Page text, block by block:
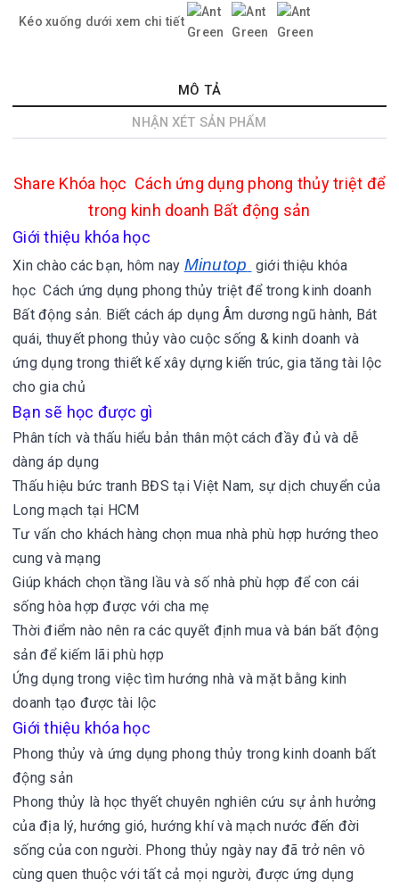
Kéo xuống dưới xem chi tiết
MÔ TẢ
NHẬN XÉT SẢN PHẨM
Share Khóa học Cách ứng dụng phong thủy triệt để
trong kinh doanh Bất động sản
Giới thiệu khóa học
Xin chào các bạn, hôm nay Minutop giới thiệu khóa
học Cách ứng dụng phong thủy triệt để trong kinh doanh
Bất động sản. Biết cách áp dụng Âm dương ngũ hành, Bát
quái, thuyết phong thủy vào cuộc sống & kinh doanh và
ứng dụng trong thiết kế xây dựng kiến trúc, gia tăng tài lộc
cho gia chủ
Bạn sẽ học được gì
Phân tích và thấu hiểu bản thân một cách đầy đủ và dễ
dàng áp dụng
Thấu hiệu bức tranh BĐS tại Việt Nam, sự dịch chuyển của
Long mạch tại HCM
Tư vấn cho khách hàng chọn mua nhà phù hợp hướng theo
cung và mạng
Giúp khách chọn tầng lầu và số nhà phù hợp để con cái
sống hòa hợp được với cha mẹ
Thời điểm nào nên ra các quyết định mua và bán bất động
sản để kiếm lãi phù hợp
Ứng dụng trong việc tìm hướng nhà và mặt bằng kinh
doanh tạo được tài lộc
Giới thiệu khóa học
Phong thủy và ứng dụng phong thủy trong kinh doanh bất
động sản
Phong thủy là học thyết chuyên nghiên cứu sự ảnh hưởng
của địa lý, hướng gió, hướng khí và mạch nước đến đời
sống của con người. Phong thủy ngày nay đã trở nên vô
cùng quen thuộc với tất cả mọi người, được ứng dụng